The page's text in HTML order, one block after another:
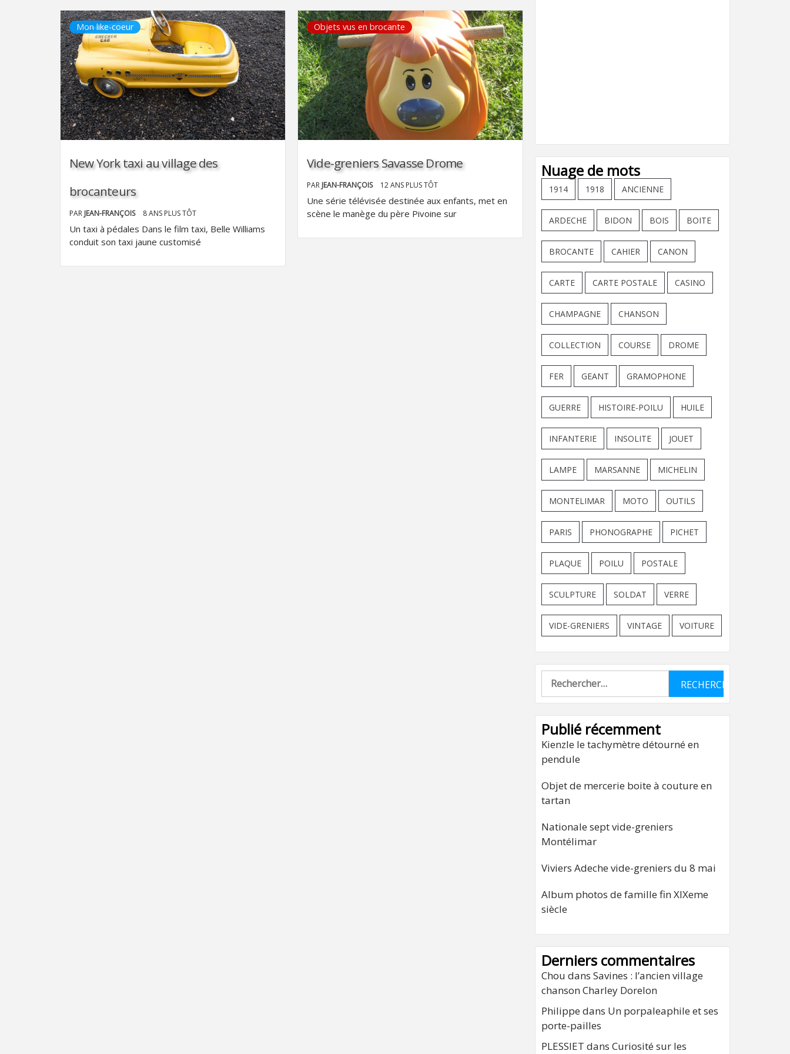
Mon like-coeur
New York taxi au village des
brocanteurs
PAR JEAN-FRANÇOIS 8 ANS PLUS TÔT
Un taxi à pédales Dans le film taxi, Belle Williams
conduit son taxi jaune customisé
Objets vus en brocante
Vide-greniers Savasse Drome
PAR JEAN-FRANÇOIS 12 ANS PLUS TÔT
Une série télévisée destinée aux enfants, met en
scène le manège du père Pivoine sur
Nuage de mots
1914 1918 ANCIENNE
ARDECHE BIDON BOIS BOITE
BROCANTE CAHIER CANON
CARTE CARTE POSTALE CASINO
CHAMPAGNE CHANSON
COLLECTION COURSE DROME
FER GEANT GRAMOPHONE
GUERRE HISTOIRE-POILU HUILE
INFANTERIE INSOLITE JOUET
LAMPE MARSANNE MICHELIN
MONTELIMAR MOTO OUTILS
PARIS PHONOGRAPHE PICHET
PLAQUE POILU POSTALE
SCULPTURE SOLDAT VERRE
VIDE-GRENIERS VINTAGE VOITURE
Rechercher :
Publié récemment
Kienzle le tachymètre détourné en
pendule
Objet de mercerie boite à couture en
tartan
Nationale sept vide-greniers
Montélimar
Viviers Adeche vide-greniers du 8 mai
Album photos de famille fin XIXeme
siècle
Derniers commentaires
Chou dans Savines : l’ancien village
chanson Charley Dorelon
Philippe dans Un porpaleaphile et ses
porte-pailles
PLESSIET dans Curiosité sur les